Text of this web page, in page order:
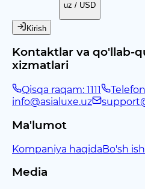
uz / USD
Kirish
Kontaktlar va qo'llab-
xizmatlari
Qisqa raqam: 1111
info@asialuxe.uz
Ma'lumot
Kompaniya haqidaBo'sh
Media